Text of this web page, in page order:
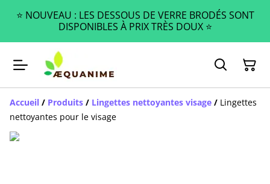
⭐️ NOUVEAU : LES DESSOUS DE VERRE BRODÉS SONT
DISPONIBLES À PRIX TRÈS DOUX ⭐️
Accueil / Produits / Lingettes nettoyantes visage / Lingettes
nettoyantes pour le visage